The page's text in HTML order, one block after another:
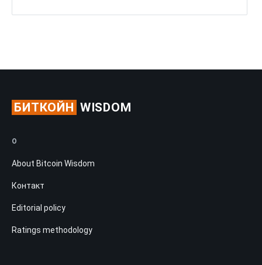
БИТКОЙН WISDOM
О
About Bitcoin Wisdom
Контакт
Editorial policy
Ratings methodology